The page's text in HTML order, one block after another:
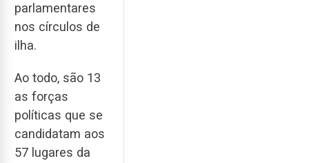
parlamentares
nos círculos de
ilha.
Ao todo, são 13
as forças
políticas que se
candidatam aos
57 lugares da